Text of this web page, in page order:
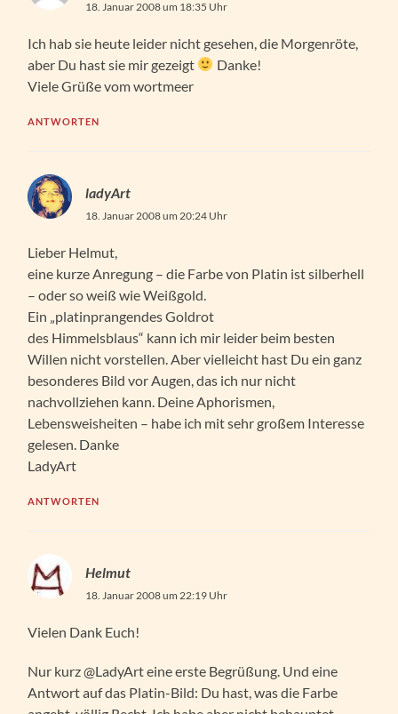
18. Januar 2008 um 18:35 Uhr
Ich hab sie heute leider nicht gesehen, die Morgenröte,
aber Du hast sie mir gezeigt
Danke!
Viele Grüße vom wortmeer
ANTWORTEN
ladyArt
18. Januar 2008 um 20:24 Uhr
Lieber Helmut,
eine kurze Anregung – die Farbe von Platin ist silberhell
– oder so weiß wie Weißgold.
Ein „platinprangendes Goldrot
des Himmelsblaus“ kann ich mir leider beim besten
Willen nicht vorstellen. Aber vielleicht hast Du ein ganz
besonderes Bild vor Augen, das ich nur nicht
nachvollziehen kann. Deine Aphorismen,
Lebensweisheiten – habe ich mit sehr großem Interesse
gelesen. Danke
LadyArt
ANTWORTEN
Helmut
18. Januar 2008 um 22:19 Uhr
Vielen Dank Euch!
Nur kurz @LadyArt eine erste Begrüßung. Und eine
Antwort auf das Platin-Bild: Du hast, was die Farbe